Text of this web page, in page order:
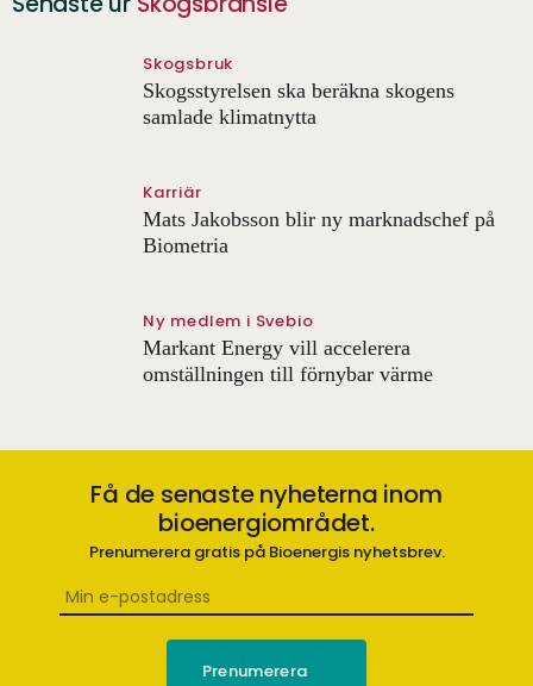
Skogsbruk
Skogsstyrelsen ska beräkna skogens
samlade klimatnytta
Karriär
Mats Jakobsson blir ny marknadschef på
Biometria
Ny medlem i Svebio
Markant Energy vill accelerera
omställningen till förnybar värme
Få de senaste nyheterna inom
bioenergiområdet.
Prenumerera gratis på Bioenergis nyhetsbrev.